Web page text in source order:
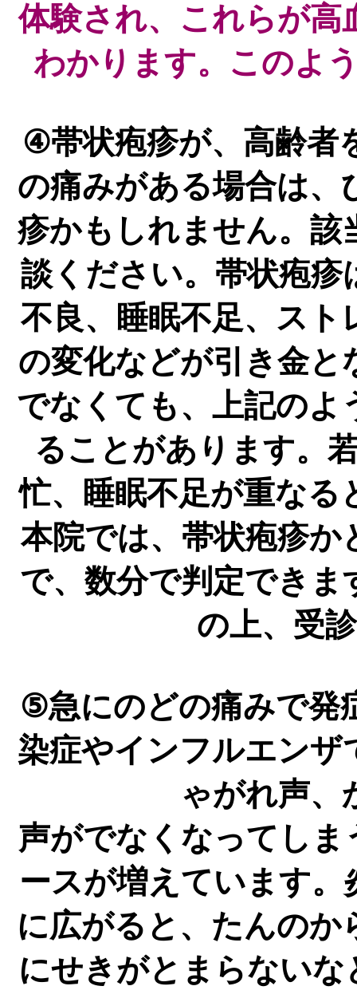
体験され、これらが高
わかります。このよ
④帯状疱疹が、高齢者
の痛みがある場合は、
疹かもしれません。該
談ください。帯状疱疹
不良、睡眠不足、スト
の変化などが引き金
でなくても、上記のよ
ることがあります。
忙、睡眠不足が重なる
本院では、帯状疱疹か
で、数分で判定でき
の上、受
⑤急にのどの痛みで発
染症やインフルエンザ
ゃがれ声、
声がでなくなってしま
ースが増えています
に広がると、たんの
にせきがとまらない